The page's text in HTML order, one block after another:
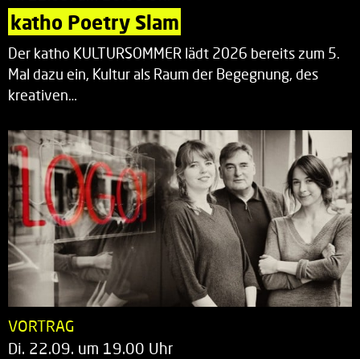
katho Poetry Slam
Der katho KULTURSOMMER lädt 2026 bereits zum 5.
Mal dazu ein, Kultur als Raum der Begegnung, des
kreativen…
VORTRAG
Di. 22.09. um 19.00 Uhr